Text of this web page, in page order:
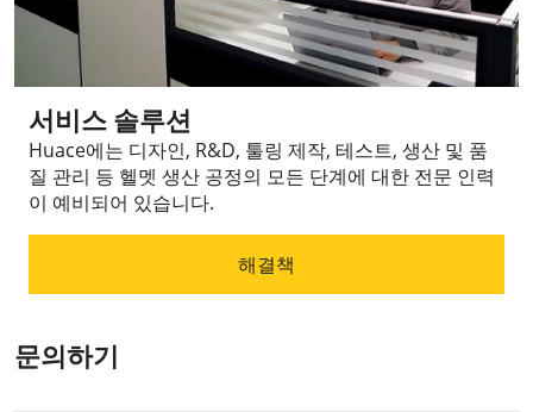
서비스 솔루션
Huace에는 디자인, R&D, 툴링 제작, 테스트, 생산 및 품
질 관리 등 헬멧 생산 공정의 모든 단계에 대한 전문 인력
이 예비되어 있습니다.
해결책
문의하기